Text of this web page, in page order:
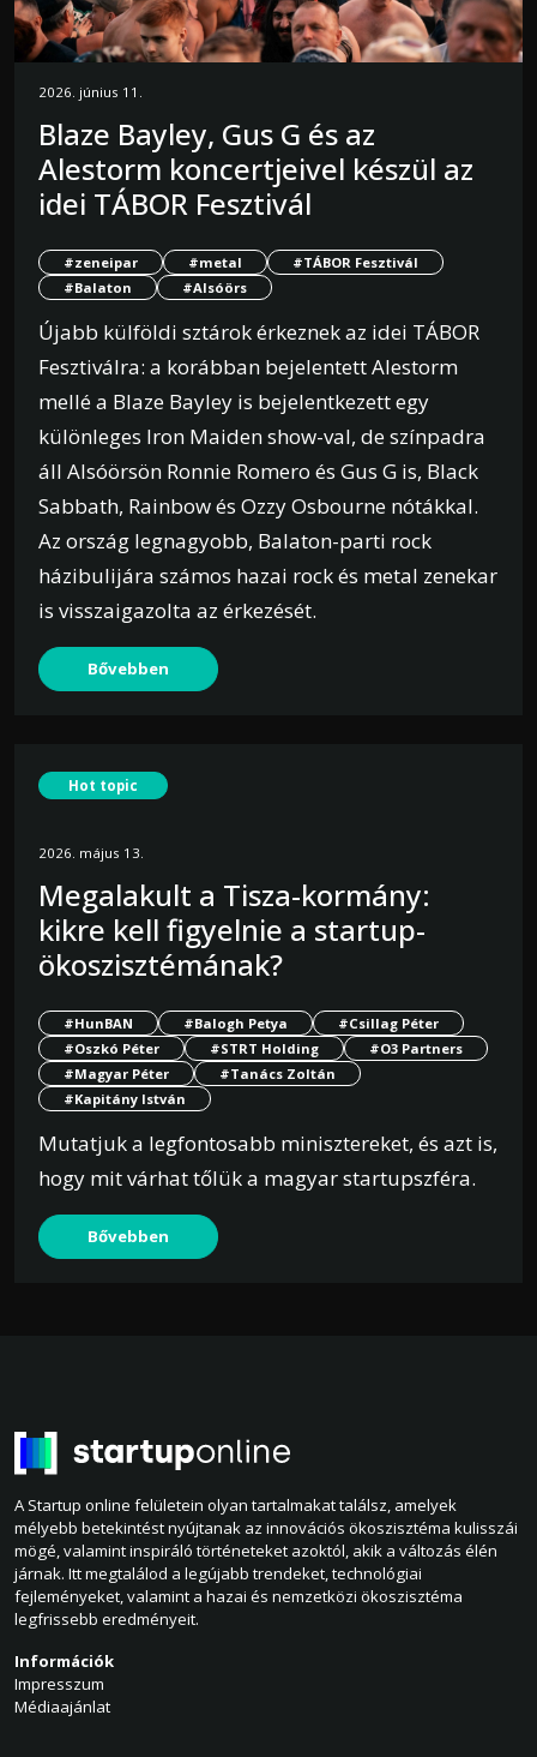
2026. június 11.
Blaze Bayley, Gus G és az
Alestorm koncertjeivel készül az
idei TÁBOR Fesztivál
#zeneipar #metal
#TÁBOR Fesztivál
#Balaton
#Alsóörs
Újabb külföldi sztárok érkeznek az idei TÁBOR
Fesztiválra: a korábban bejelentett Alestorm
mellé a Blaze Bayley is bejelentkezett egy
különleges Iron Maiden show-val, de színpadra
áll Alsóörsön Ronnie Romero és Gus G is, Black
Sabbath, Rainbow és Ozzy Osbourne nótákkal.
Az ország legnagyobb, Balaton-parti rock
házibulijára számos hazai rock és metal zenekar
is visszaigazolta az érkezését.
Bővebben
Hot topic
2026. május 13.
Megalakult a Tisza-kormány:
kikre kell figyelnie a startup-
ökoszisztémának?
#HunBAN #Balogh Petya
#Csillag Péter
#Oszkó Péter
#STRT Holding
#O3 Partners
#Magyar Péter
#Tanács Zoltán
#Kapitány István
Mutatjuk a legfontosabb minisztereket, és azt is,
hogy mit várhat tőlük a magyar startupszféra.
Bővebben
A Startup online felületein olyan tartalmakat találsz, amelyek
mélyebb betekintést nyújtanak az innovációs ökoszisztéma kulisszái
mögé, valamint inspiráló történeteket azoktól, akik a változás élén
járnak. Itt megtalálod a legújabb trendeket, technológiai
fejleményeket, valamint a hazai és nemzetközi ökoszisztéma
legfrissebb eredményeit.
Információk
Impresszum
Médiaajánlat